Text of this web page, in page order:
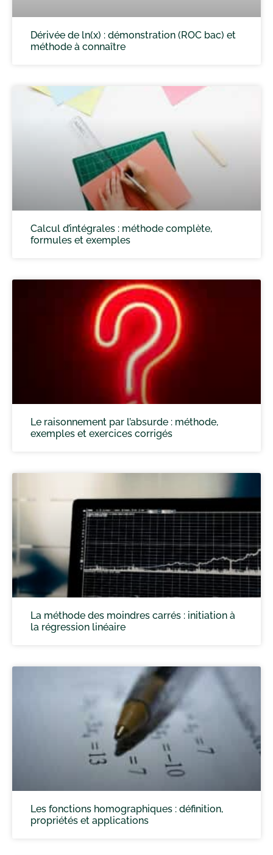
Dérivée de ln(x) : démonstration (ROC bac) et
méthode à connaître
Calcul d’intégrales : méthode complète,
formules et exemples
Le raisonnement par l’absurde : méthode,
exemples et exercices corrigés
La méthode des moindres carrés : initiation à
la régression linéaire
Les fonctions homographiques : définition,
propriétés et applications